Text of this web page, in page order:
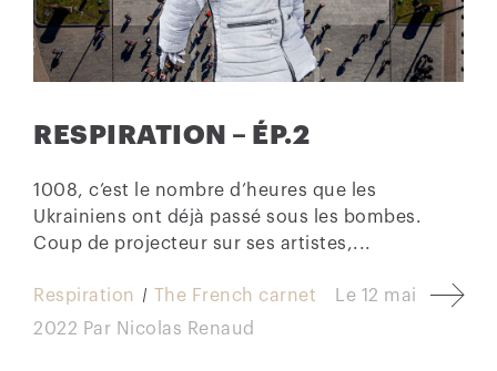
RESPIRATION – ÉP.2
1008, c’est le nombre d’heures que les
Ukrainiens ont déjà passé sous les bombes.
Coup de projecteur sur ses artistes,...
Respiration The French carnet Le 12 mai
2022 Par Nicolas Renaud